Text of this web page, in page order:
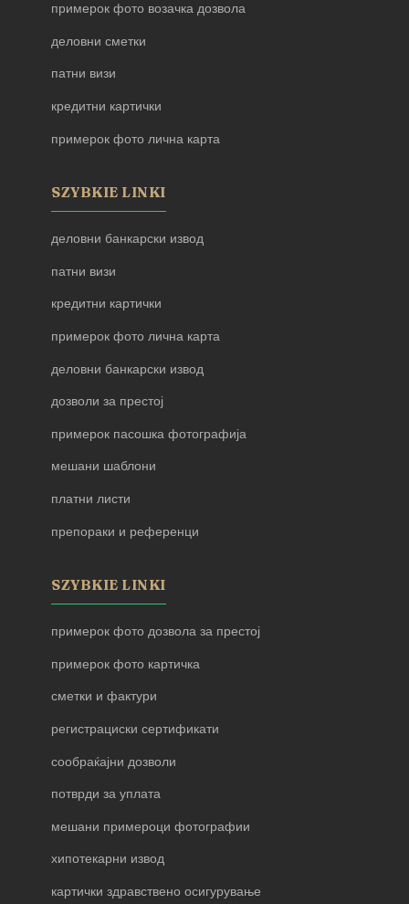
примерок фото возачка дозвола
деловни сметки
патни визи
кредитни картички
примерок фото лична карта
SZYBKIE LINKI
деловни банкарски извод
патни визи
кредитни картички
примерок фото лична карта
деловни банкарски извод
дозволи за престој
примерок пасошка фотографија
мешани шаблони
платни листи
препораки и референци
SZYBKIE LINKI
примерок фото дозвола за престој
примерок фото картичка
сметки и фактури
регистрациски сертификати
сообраќајни дозволи
потврди за уплата
мешани примероци фотографии
хипотекарни извод
картички здравствено осигурување